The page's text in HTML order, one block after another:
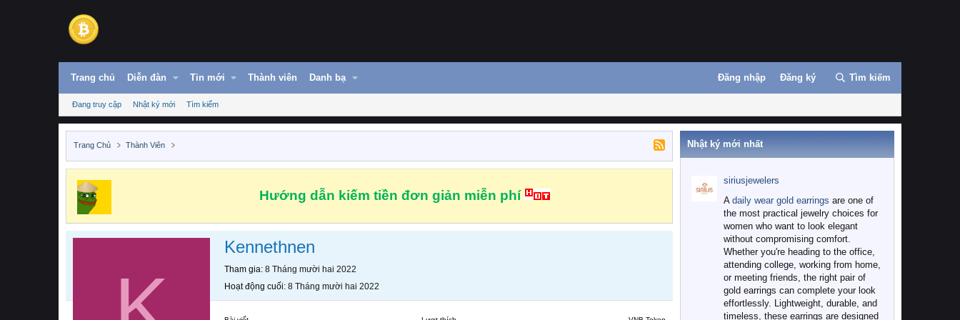
Trang chủ Diễn đàn Tin mới Thành viên Danh bạ Đăng nhập Đăng ký Tìm kiếm
Đang truy cập Nhật ký mới Tìm kiếm
Trang Chủ Thành Viên
Hướng dẫn kiếm tiền đơn giản miễn phí
Kennethnen
Tham gia 8 Tháng mười hai 2022
Hoạt động cuối 8 Tháng mười hai 2022
Nhật ký mới nhất
siriusjewelers
A daily wear gold earrings are one of
the most practical jewelry choices for
women who want to look elegant
without compromising comfort.
Whether you're heading to the office,
attending college, working from home,
or meeting friends, the right pair of
gold earrings can complete your look
effortlessly. Lightweight, durable, and
timeless, these earrings are designed